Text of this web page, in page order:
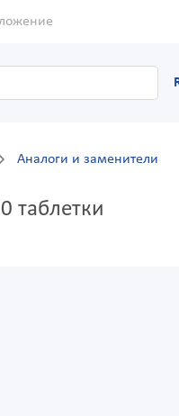
Аналоги и заменители
таблетки